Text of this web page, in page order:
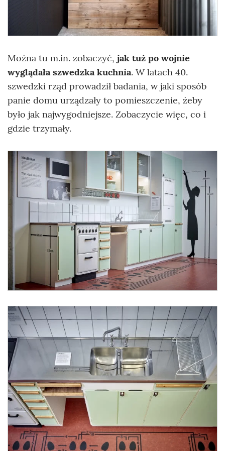
Można tu m.in. zobaczyć, jak tuż po wojnie
wyglądała szwedzka kuchnia. W latach 40.
szwedzki rząd prowadził badania, w jaki sposób
panie domu urządzały to pomieszczenie, żeby
było jak najwygodniejsze. Zobaczycie więc, co i
gdzie trzymały.